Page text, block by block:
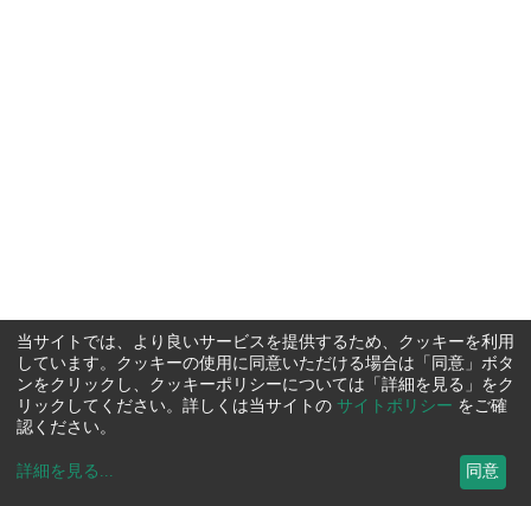
当サイトでは、より良いサービスを提供するため、クッキーを利用
しています。クッキーの使用に同意いただける場合は「同意」ボタ
ンをクリックし、クッキーポリシーについては「詳細を見る」をク
リックしてください。詳しくは当サイトの サイトポリシー をご確
認ください。
詳細を見る ... 同意